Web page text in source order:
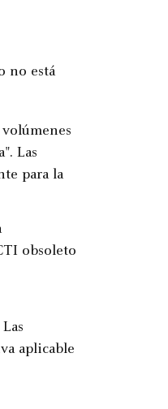
no está
Las
para la
obsoleto
aplicable